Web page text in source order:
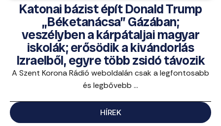
Katonai bázist épít Donald Trump
„Béketanácsa” Gázában;
veszélyben a kárpátaljai magyar
iskolák; erősödik a kivándorlás
Izraelből, egyre több zsidó távozik
A Szent Korona Rádió weboldalán csak a legfontosabb
és legbővebb ...
HÍREK